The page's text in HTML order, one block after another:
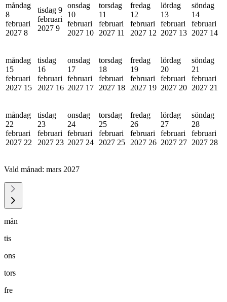
måndag
8
februari
2027 8
tisdag 9
februari
2027 9
onsdag
10
februari
2027 10
torsdag
11
februari
2027 11
fredag
12
februari
2027 12
lördag
13
februari
2027 13
söndag
14
februari
2027 14
måndag
15
februari
2027 15
tisdag
16
februari
2027 16
onsdag
17
februari
2027 17
torsdag
18
februari
2027 18
fredag
19
februari
2027 19
lördag
20
februari
2027 20
söndag
21
februari
2027 21
måndag
22
februari
2027 22
tisdag
23
februari
2027 23
onsdag
24
februari
2027 24
torsdag
25
februari
2027 25
fredag
26
februari
2027 26
lördag
27
februari
2027 27
söndag
28
februari
2027 28
Vald månad: mars 2027
mån
tis
ons
tors
fre